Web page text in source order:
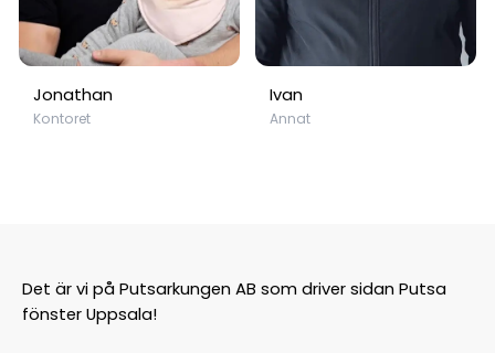
Jonathan
Kontoret
Ivan
Annat
Det är vi på Putsarkungen AB som driver sidan Putsa
fönster Uppsala!